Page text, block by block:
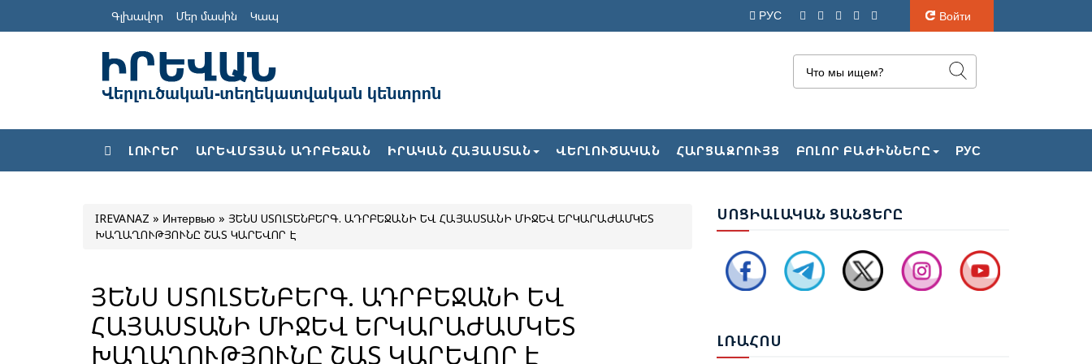
Գլխավոր Մեր մասին Կապ РУС Войти
ԼՈՒՐԵՐ ԱՐԵՎՄՏՅԱՆ ԱԴՐԲԵՋԱՆ ԻՐԱԿԱՆ ՀԱՅԱՍՏԱՆ ՎԵՐԼՈՒԾԱԿԱՆ ՀԱՐՑԱԶՐՈՒՅՑ ԲՈԼՈՐ ԲԱԺԻՆՆԵՐԸ РУС
IREVANAZ » Интервью » ՅԵՆՍ ՍՏՈԼՏԵՆԲԵՐԳ. ԱԴՐԲԵՋԱՆԻ ԵՎ ՀԱՅԱՍՏԱՆԻ ՄԻՋԵՎ ԵՐԿԱՐԱԺԱՄԿԵՏ
ԽԱՂԱՂՈՒԹՅՈՒՆԸ ՇԱՏ ԿԱՐԵՎՈՐ Է
ՅԵՆՍ ՍՏՈԼՏԵՆԲԵՐԳ. ԱԴՐԲԵՋԱՆԻ ԵՎ
ՀԱՅԱՍՏԱՆԻ ՄԻՋԵՎ ԵՐԿԱՐԱԺԱՄԿԵՏ
ԽԱՂԱՂՈՒԹՅՈՒՆԸ ՇԱՏ ԿԱՐԵՎՈՐ Է
ՍՈՑԻԱԼԱԿԱՆ ՑԱՆՑԵՐԸ
ԼՌԱՀՈՍ
ՀԱՅ ՔԱՂԱՔԱՑԻՆԵՐԻ ՎԵՐԱԲԵՐՅԱԼ
ԴԻՄՈՒՄՆԵՐԸ
ՀԱՋԻԶԱԴԵՆ՝ ԶԱԽԱՐՈՎԱՅԻՆ. ՊԵՏՔ Է ՎԵՐՋ
ԴՐՎԻ՝ ՌՈՒՍ-ՀԱՅԿԱԿԱՆ
ՀԱՐԱԲԵՐՈՒԹՅՈՒՆՆԵՐԻՆ ՎԵՐԱԲԵՐՈՂ
ՀԱՐՑԵՐԸ ԱԴՐԲԵՋԱՆԻ ՆԿԱՏՄԱՄԲ